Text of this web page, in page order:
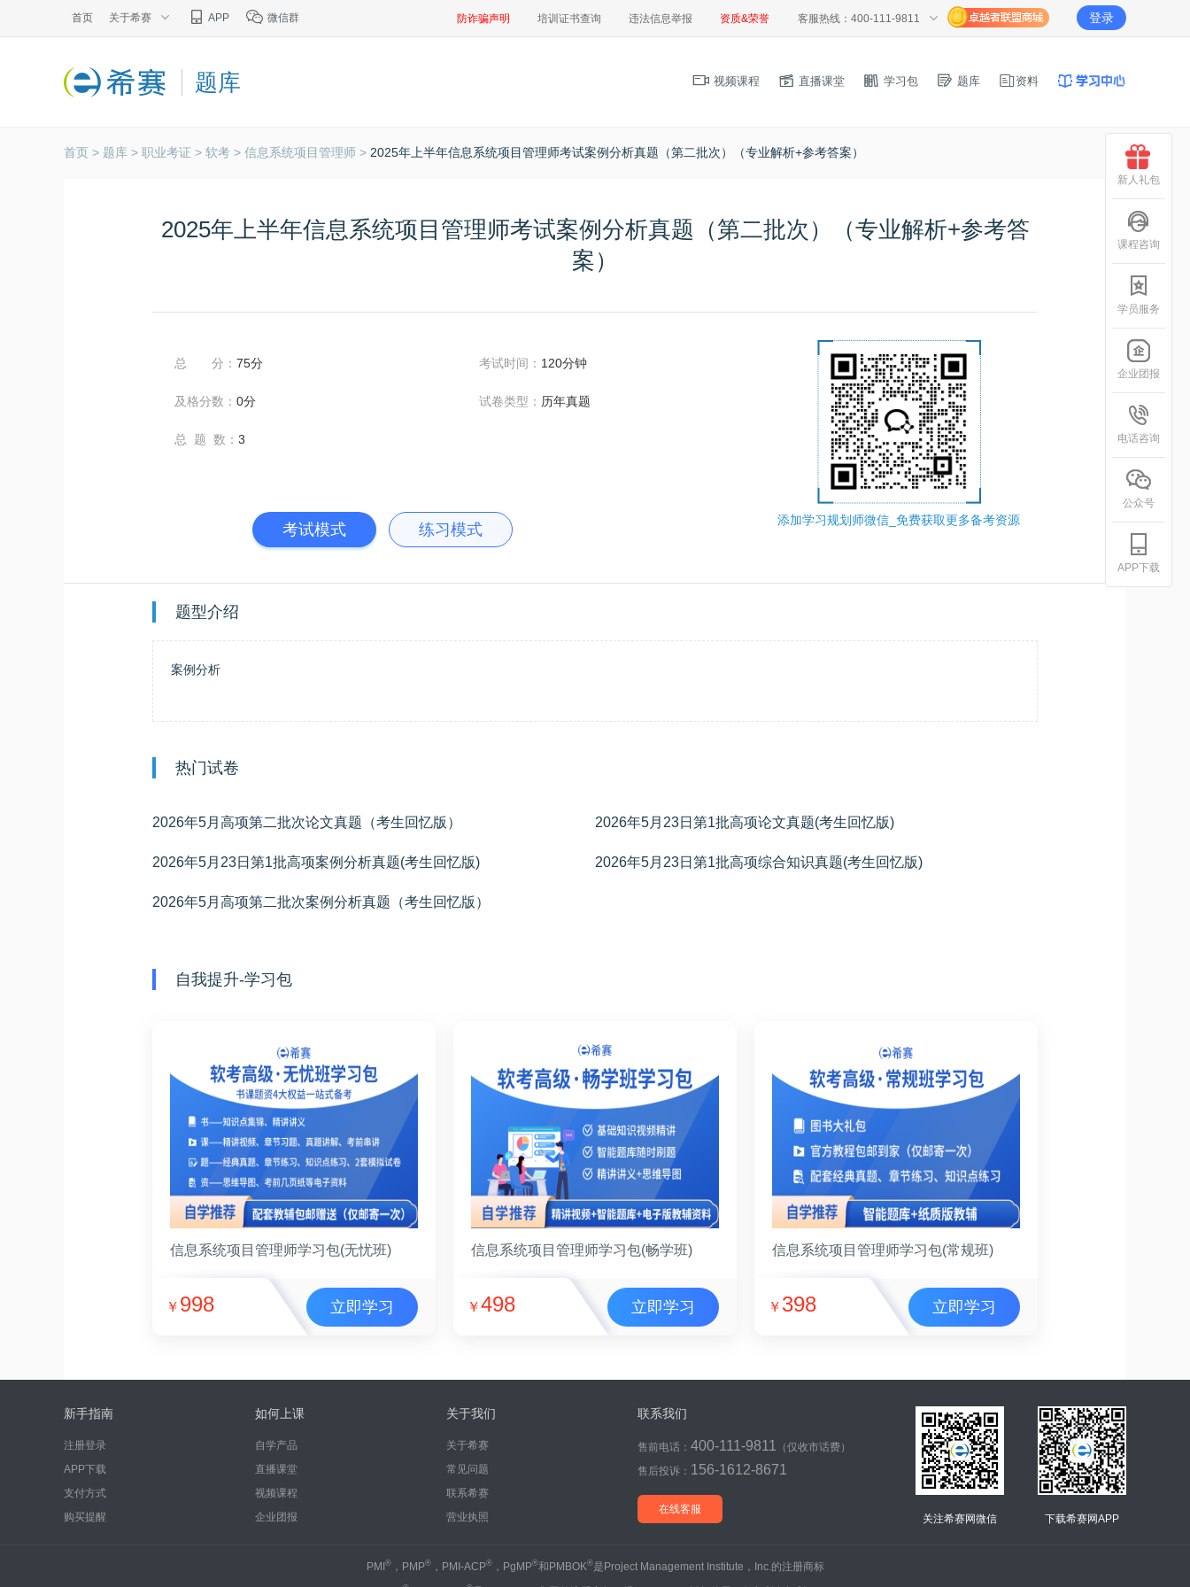
首页 关于希赛 APP 微信群 防诈骗声明 培训证书查询 违法信息举报 资质&荣誉 客服热线：400-111-9811 登录
题库 视频课程 直播课堂 学习包 题库 资料
首页 > 题库 > 职业考证 > 软考 > 信息系统项目管理师 > 2025年上半年信息系统项目管理师考试案例分析真题（第二批次）（专业解析+参考答案）
2025年上半年信息系统项目管理师考试案例分析真题（第二批次）（专业解析+参考答
案）
总 分： 75分
及格分数： 0分
总 题 数： 3
考试时间： 120分钟
试卷类型： 历年真题
考试模式 练习模式
添加学习规划师微信_免费获取更多备考资源
题型介绍
案例分析
热门试卷
2026年5月高项第二批次论文真题（考生回忆版） 2026年5月23日第1批高项论文真题(考生回忆版)
2026年5月23日第1批高项案例分析真题(考生回忆版) 2026年5月23日第1批高项综合知识真题(考生回忆版)
2026年5月高项第二批次案例分析真题（考生回忆版）
自我提升-学习包
信息系统项目管理师学习包(无忧班)
￥ 998 立即学习
信息系统项目管理师学习包(畅学班)
￥498 立即学习
信息系统项目管理师学习包(常规班)
￥ 398 立即学习
新手指南
注册登录
APP下载
支付方式
购买提醒
如何上课
自学产品
直播课堂
视频课程
企业团报
关于我们
关于希赛
常见问题
联系希赛
营业执照
联系我们
售前电话： 400-111-9811
（仅收市话费）
售后投诉： 156-1612-8671
在线客服
关注希赛网微信 下载希赛网APP
PMI®，PMP®，PMI-ACP®，PgMP®和PMBOK®是Project Management Institute，Inc.的注册商标
新人礼包
课程咨询
学员服务
企业团报
电话咨询
公众号
APP下载